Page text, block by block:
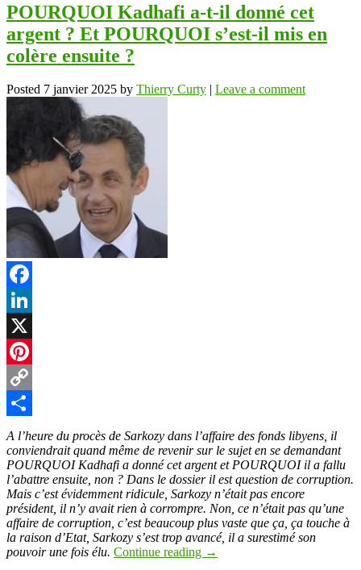
POURQUOI Kadhafi a-t-il donné cet
argent ? Et POURQUOI s’est-il mis en
colère ensuite ?
Posted 7 janvier 2025 by Thierry Curty Leave a comment
Facebook
LinkedIn
X
Pinterest
Copy
Link
Partager
A l’heure du procès de Sarkozy dans l’affaire des fonds libyens, il
conviendrait quand même de revenir sur le sujet en se demandant
POURQUOI Kadhafi a donné cet argent et POURQUOI il a fallu
l’abattre ensuite, non ? Dans le dossier il est question de corruption.
Mais c’est évidemment ridicule, Sarkozy n’était pas encore
président, il n’y avait rien à corrompre. Non, ce n’était pas qu’une
affaire de corruption, c’est beaucoup plus vaste que ça, ça touche à
la raison d’Etat, Sarkozy s’est trop avancé, il a surestimé son
pouvoir une fois élu. Continue reading →